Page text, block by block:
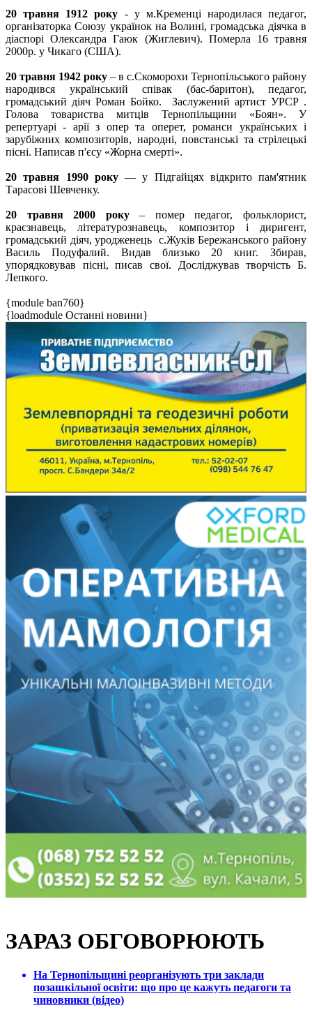
20 травня 1912 року - у м.Кременці народилася педагог,
організаторка Союзу українок на Волині, громадська діячка в
діаспорі Олександра Гаюк (Жиглевич). Померла 16 травня
2000р. у Чикаго (США).
20 травня 1942 року – в с.Скоморохи Тернопільського району
народився український співак (бас-баритон), педагог,
громадський діяч Роман Бойко. Заслужений артист УРСР .
Голова товариства митців Тернопільщини «Боян». У
репертуарі - арії з опер та оперет, романси українських і
зарубіжних композиторів, народні, повстанські та стрілецькі
пісні. Написав п'єсу «Жорна смерті».
20 травня 1990 року— у Підгайцях відкрито пам'ятник
Тарасові Шевченку.
20 травня 2000 року– помер педагог, фольклорист,
краєзнавець, літературознавець, композитор і диригент,
громадський діяч, уродженець с.Жуків Бережанського району
Василь Подуфалий. Видав близько 20 книг. Збирав,
упорядковував пісні, писав свої. Досліджував творчість Б.
Лепкого.
{module ban760}
{loadmodule Останні новини}
ЗАРАЗ ОБГОВОРЮЮТЬ
На Тернопільщині реорганізують три заклади
позашкільної освіти: що про це кажуть педагоги та
чиновники (відео)